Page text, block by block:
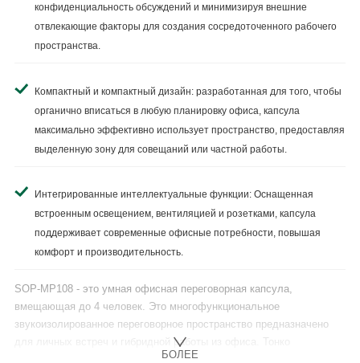
конфиденциальность обсуждений и минимизируя внешние
отвлекающие факторы для создания сосредоточенного рабочего
пространства.
Компактный и компактный дизайн: разработанная для того, чтобы
органично вписаться в любую планировку офиса, капсула
максимально эффективно использует пространство, предоставляя
выделенную зону для совещаний или частной работы.
Интегрированные интеллектуальные функции: Оснащенная
встроенным освещением, вентиляцией и розетками, капсула
поддерживает современные офисные потребности, повышая
комфорт и производительность.
SOP-MP108 - это умная офисная переговорная капсула,
вмещающая до 4 человек. Это многофункциональное
звукоизолированное переговорное пространство предназначено
для личных встреч и гибридной работы из офиса. Тонко
настроенная акустика и звукоизоляция обеспечивают
БОЛЕЕ